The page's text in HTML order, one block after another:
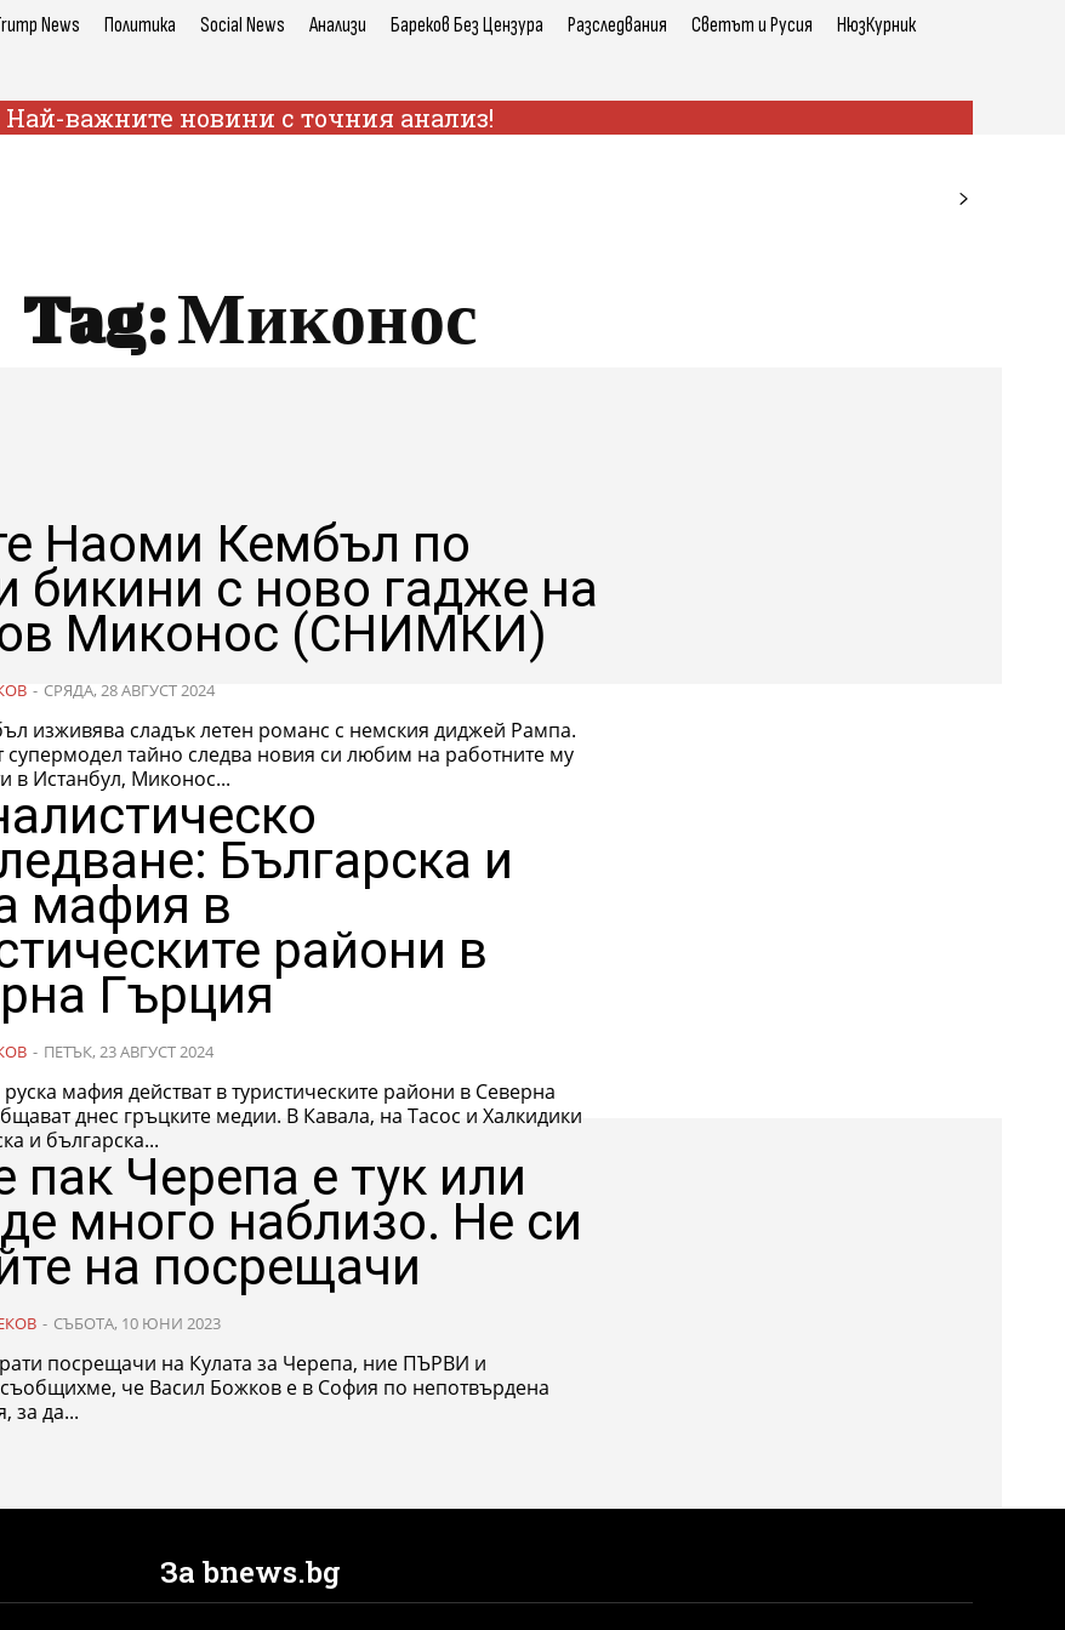
News Политика Social News Анализи Бареков Без Цензура Разследвания Светът и Русия НюзКурник
Най-важните новини с точния анализ!
Tag:Миконос
Наоми Кембъл по
бикини с ново гадже на
Миконос (СНИМКИ)
- СРЯДА, 28 АВГУСТ 2024
изживява сладък летен романс с немския диджей Рампа.
супермодел тайно следва новия си любим на работните му
в Истанбул, Миконос...
Българска и
мафия в
райони в
Гърция
- ПЕТЪК, 23 АВГУСТ 2024
мафия действат в туристическите райони в Северна
гръцките медии. В Кавала, на Тасос и Халкидики
и българска...
пак Черепа е тук или
много наблизо. Не си
на посрещачи
- СЪБОТА, 10 ЮНИ 2023
посрещачи на Кулата за Черепа, ние ПЪРВИ и
че Васил Божков е в София по непотвърдена
за да...
За bnews.bg